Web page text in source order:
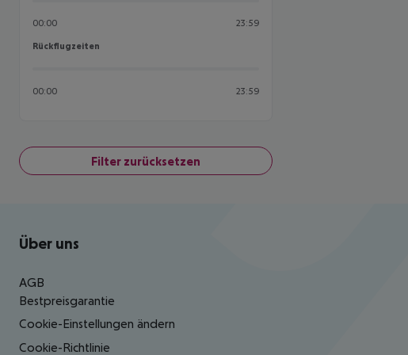
00:00 23:59
Rückflugzeiten
Rückflugzeiten
00:00 23:59
Filter zurücksetzen
Footer navigation
Über uns
AGB
Bestpreisgarantie
Cookie-Einstellungen ändern
Cookie-Richtlinie